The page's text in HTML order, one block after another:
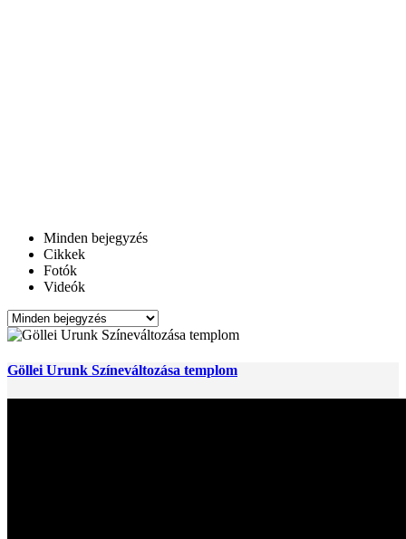
Minden bejegyzés
Cikkek
Fotók
Videók
Göllei Urunk Színeváltozása templom